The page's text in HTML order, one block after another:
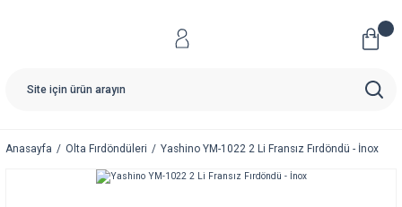
Anasayfa Olta Fırdöndüleri Yashino YM-1022 2 Li Fransız Fırdöndü - İnox